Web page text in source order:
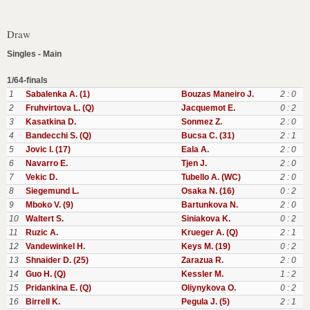
Draw
Singles - Main
1/64-finals
1
Sabalenka A. (1) Bouzas Maneiro J.
2 : 0
2
Fruhvirtova L. (Q) Jacquemot E.
0 : 2
3
Kasatkina D. Sonmez Z.
2 : 0
4
Bandecchi S. (Q) Bucsa C. (31)
2 : 1
5
Jovic I. (17) Eala A.
2 : 0
6
Navarro E. Tjen J.
2 : 0
7
Vekic D. Tubello A. (WC)
2 : 0
8
Siegemund L. Osaka N. (16)
0 : 2
9
Mboko V. (9) Bartunkova N.
2 : 0
10
Waltert S. Siniakova K.
0 : 2
11
Ruzic A. Krueger A. (Q)
2 : 1
12
Vandewinkel H. Keys M. (19)
0 : 2
13
Shnaider D. (25) Zarazua R.
2 : 0
14
Guo H. (Q) Kessler M.
1 : 2
15
Pridankina E. (Q) Oliynykova O.
0 : 2
16
Birrell K. Pegula J. (5)
2 : 1